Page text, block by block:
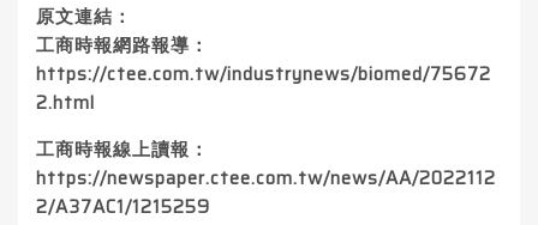
原文連結：
工商時報網路報導：
https://ctee.com.tw/industrynews/biomed/75672
2.html
工商時報線上讀報：
https://newspaper.ctee.com.tw/news/AA/2022112
2/A37AC1/1215259